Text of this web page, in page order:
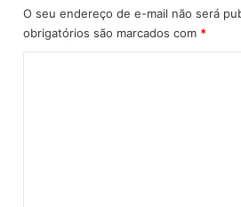
n
iO seu endereço de e-mail não será
obrigatórios são marcados com *